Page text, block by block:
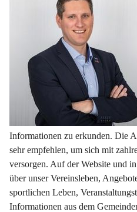
Informationen zu erkunden. Die
sehr empfehlen, um sich mit
versorgen. Auf der Website und
über unser Vereinsleben,
sportlichen Leben,
Informationen aus dem